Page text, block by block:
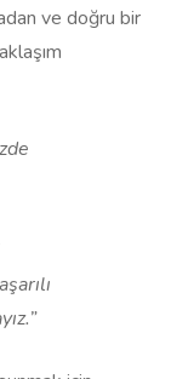
ve doğru bir